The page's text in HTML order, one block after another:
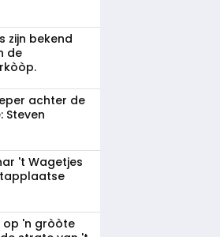
zijn bekend
de
achter de
Steven
't Wagetjes
op 'n gròòte